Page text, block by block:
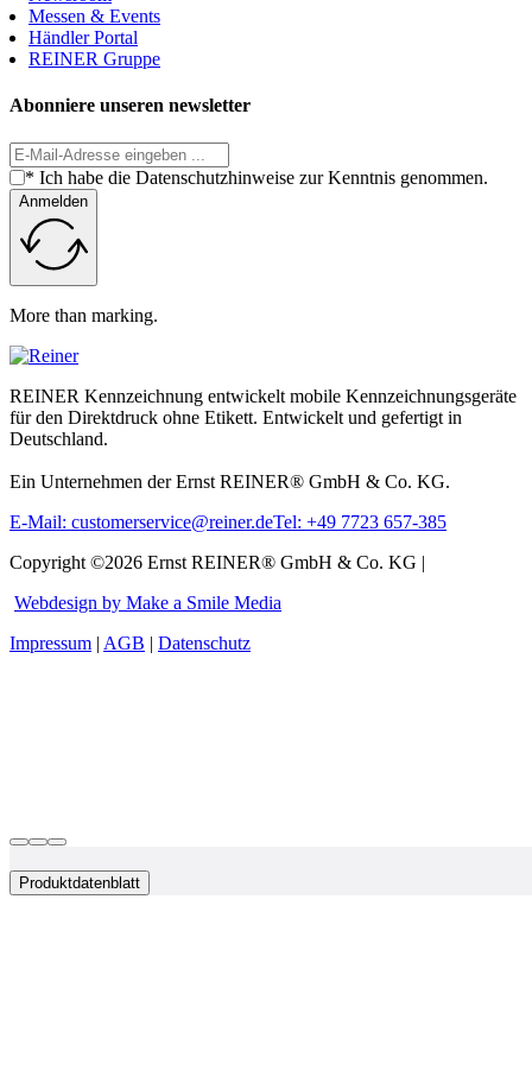
Messen & Events
Händler Portal
REINER Gruppe
Abonniere unseren newsletter
* Ich habe die Datenschutzhinweise zur Kenntnis genommen.
Anmelden
More than marking.
REINER Kennzeichnung entwickelt mobile Kennzeichnungsgeräte
für den Direktdruck ohne Etikett. Entwickelt und gefertigt in
Deutschland.
Ein Unternehmen der Ernst REINER® GmbH & Co. KG.
E-Mail: customerservice@reiner.deTel: +49 7723 657-385
Copyright ©2026 Ernst REINER® GmbH & Co. KG |
Webdesign by Make a Smile Media
Impressum | AGB | Datenschutz
Produktdatenblatt